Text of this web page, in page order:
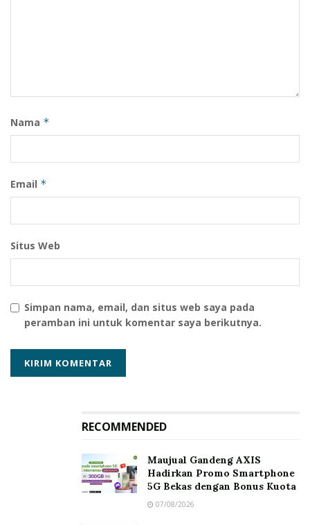
Nama *
Email *
Situs Web
Simpan nama, email, dan situs web saya pada
peramban ini untuk komentar saya berikutnya.
RECOMMENDED
Maujual Gandeng AXIS
Hadirkan Promo Smartphone
5G Bekas dengan Bonus Kuota
07/08/2026